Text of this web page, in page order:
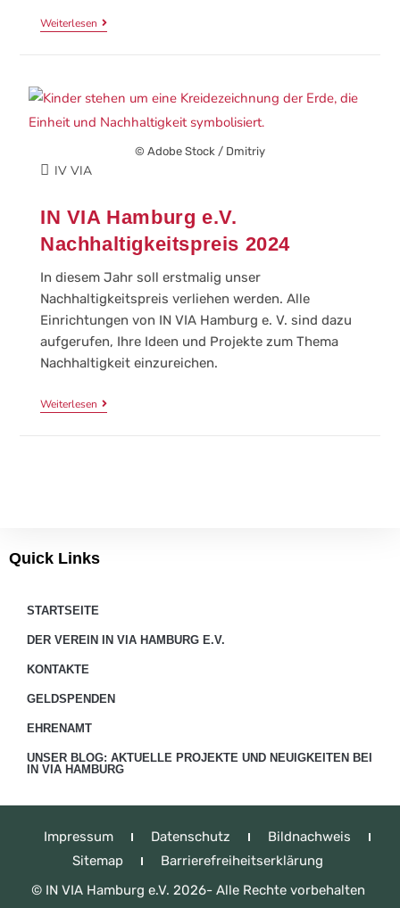
Weiterlesen
© Adobe Stock / Dmitriy
IV VIA
IN VIA Hamburg e.V.
Nachhaltigkeitspreis 2024
In diesem Jahr soll erstmalig unser
Nachhaltigkeitspreis verliehen werden. Alle
Einrichtungen von IN VIA Hamburg e. V. sind dazu
aufgerufen, Ihre Ideen und Projekte zum Thema
Nachhaltigkeit einzureichen.
Weiterlesen
Quick Links
STARTSEITE
DER VEREIN IN VIA HAMBURG E.V.
KONTAKTE
GELDSPENDEN
EHRENAMT
UNSER BLOG: AKTUELLE PROJEKTE UND NEUIGKEITEN BEI
IN VIA HAMBURG
Impressum Datenschutz
Bildnachweis
Sitemap
Barrierefreiheitserklärung
© IN VIA Hamburg e.V. 2026- Alle Rechte vorbehalten